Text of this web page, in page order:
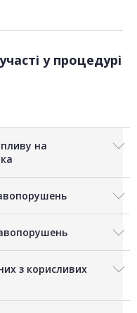
у процедурі
на
з корисливих